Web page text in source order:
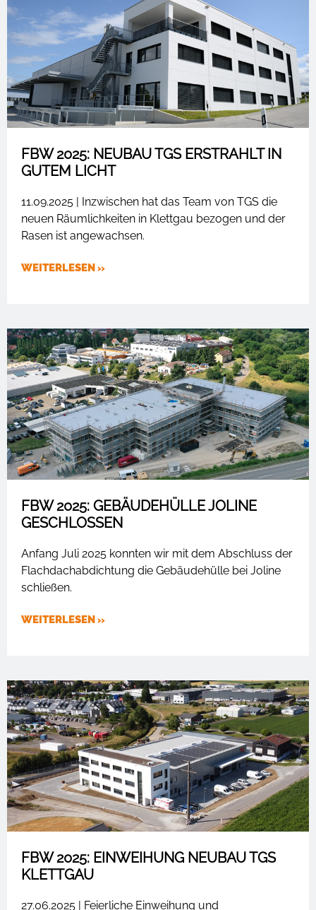
FBW 2025: NEUBAU TGS ERSTRAHLT IN
GUTEM LICHT
11.09.2025 | Inzwischen hat das Team von TGS die
neuen Räumlichkeiten in Klettgau bezogen und der
Rasen ist angewachsen.
WEITERLESEN »
FBW 2025: GEBÄUDEHÜLLE JOLINE
GESCHLOSSEN
Anfang Juli 2025 konnten wir mit dem Abschluss der
Flachdachabdichtung die Gebäudehülle bei Joline
schließen.
WEITERLESEN »
FBW 2025: EINWEIHUNG NEUBAU TGS
KLETTGAU
27.06.2025 | Feierliche Einweihung und